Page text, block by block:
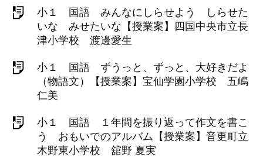
小１ 国語 みんなにしらせよう しらせた
いな みせたいな【授業案】四国中央市立長
津小学校 渡邊愛生
小１ 国語 ずうっと、ずっと、大好きだよ
（物語文）【授業案】宝仙学園小学校 五嶋
仁美
小１ 国語 １年間を振り返って作文を書こ
う おもいでのアルバム【授業案】音更町立
木野東小学校 舘野 夏実